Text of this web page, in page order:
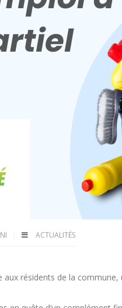
ACTUALITÉS
résidents de la